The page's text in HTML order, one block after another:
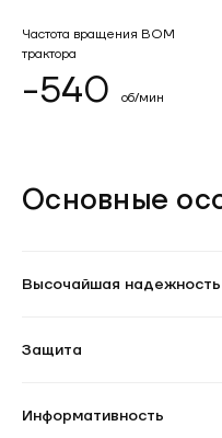
Частота вращения ВОМ
трактора
-540 об/мин
Основные
Высочайшая надежность
Защита
Информативность